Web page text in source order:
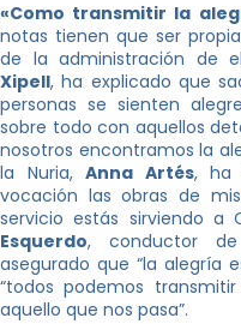
«Como transmitir la
notas tienen que ser
de la administración de
Xipell, ha explicado que
personas se sienten
sobre todo con aquellos
nosotros encontramos la
la Nuria, Anna Artés, ha
vocación las obras de
servicio estás sirviendo a
Esquerdo, conductor
asegurado que “la alegría
“todos podemos
aquello que nos pasa”.